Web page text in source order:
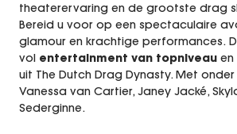
theaterervaring en de grootste drag
Bereid u voor op een spectaculaire
glamour en krachtige performances.
vol entertainment van topniveau en
uit The Dutch Drag Dynasty. Met onder
Vanessa van Cartier, Janey Jacké,
Sederginne.